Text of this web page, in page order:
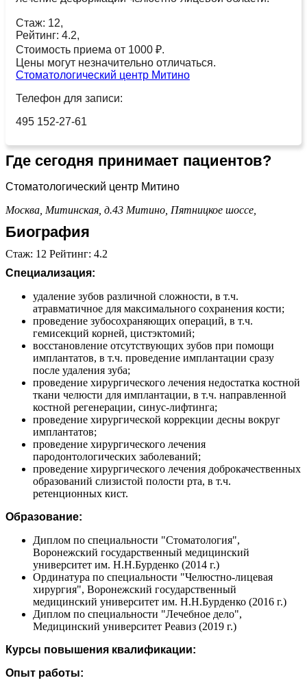
Стаж: 12,
Рейтинг: 4.2,
Стоимость приема от 1000 ₽.
Цены могут незначительно отличаться.
Стоматологический центр Митино
Телефон для записи:
495 152-27-61
Где сегодня принимает пациентов?
Стоматологический центр Митино
Москва, Митинская, д.43 Митино, Пятницкое шоссе,
Биография
Стаж: 12 Рейтинг: 4.2
Специализация:
удаление зубов различной сложности, в т.ч.
атравматичное для максимального сохранения кости;
проведение зубосохраняющих операций, в т.ч.
гемисекций корней, цистэктомий;
восстановление отсутствующих зубов при помощи
имплантатов, в т.ч. проведение имплантации сразу
после удаления зуба;
проведение хирургического лечения недостатка костной
ткани челюсти для имплантации, в т.ч. направленной
костной регенерации, синус-лифтинга;
проведение хирургической коррекции десны вокруг
имплантатов;
проведение хирургического лечения
пародонтологических заболеваний;
проведение хирургического лечения доброкачественных
образований слизистой полости рта, в т.ч.
ретенционных кист.
Образование:
Диплом по специальности "Стоматология",
Воронежский государственный медицинский
университет им. Н.Н.Бурденко (2014 г.)
Ординатура по специальности "Челюстно-лицевая
хирургия", Воронежский государственный
медицинский университет им. Н.Н.Бурденко (2016 г.)
Диплом по специальности "Лечебное дело",
Медицинский университет Реавиз (2019 г.)
Курсы повышения квалификации:
Опыт работы: